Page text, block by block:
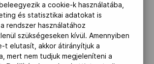
program
a cookie-k használatába,
és statisztikai adatokat is
rendszer használatához
szükségeseken kívül. Amennyiben
t elutasít, akkor átirányítjuk a
mert nem tudjuk megjeleníteni a